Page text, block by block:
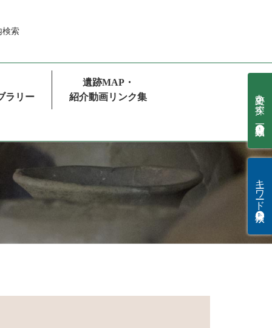
検索
ラリー
遺跡MAP・
紹介動画リンク集
史跡を探す 種類順一覧
キーワード検索